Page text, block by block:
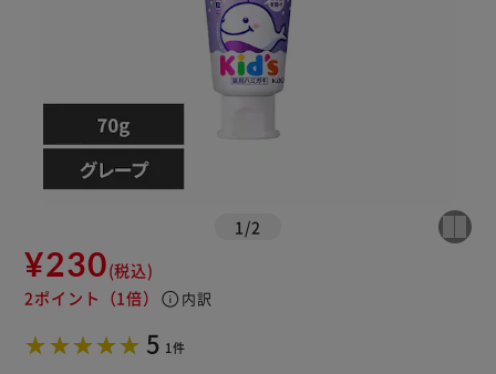
1 /2
¥230(税込)
2ポイント （1倍） info 内訳
5 1件